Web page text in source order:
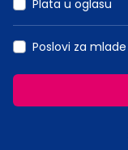
Plata u oglasu
Poslovi za mlade